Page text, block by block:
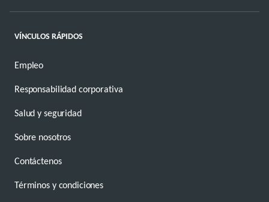
VÍNCULOS RÁPIDOS
Empleo
Responsabilidad corporativa
Salud y seguridad
Sobre nosotros
Contáctenos
Términos y condiciones